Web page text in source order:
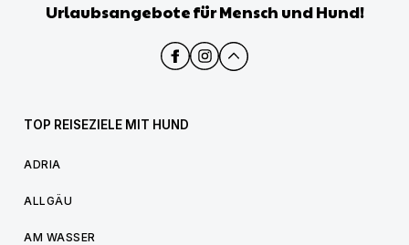
Urlaubsangebote für Mensch und Hund!
TOP REISEZIELE MIT HUND
ADRIA
ALLGÄU
AM WASSER